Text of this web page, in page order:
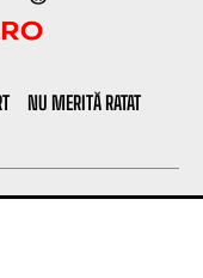
NU MERITĂ RATAT